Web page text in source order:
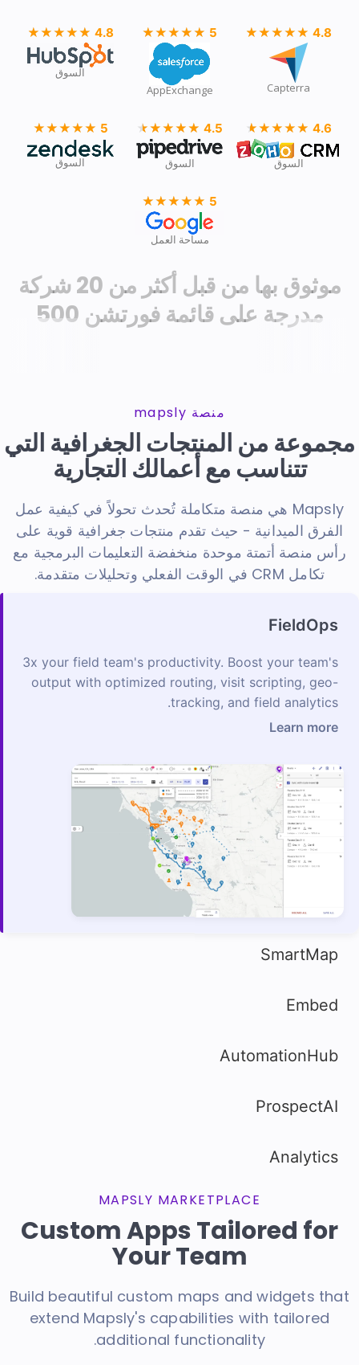
4.8
★★★★★
★★★★★
Capterra
5
★★★★★
★★★★★
AppExchange
4.8
★★★★★
★★★★★
السوق
4.6
★★★★★
★★★★★
السوق
4.5
★★★★★
★★★★★
السوق
5
★★★★★
★★★★★
السوق
5
★★★★★
★★★★★
مساحة العمل
موثوق بها من قبل أكثر من 20 شركة
مدرجة على قائمة فورتشن 500
منصة mapsly
مجموعة من المنتجات الجغرافية التي
تتناسب مع أعمالك التجارية
Mapsly هي منصة متكاملة تُحدث تحولاً في كيفية عمل
الفرق الميدانية - حيث تقدم منتجات جغرافية قوية على
رأس منصة أتمتة موحدة منخفضة التعليمات البرمجية مع
تكامل CRM في الوقت الفعلي وتحليلات متقدمة.
MAPSLY MARKETPLACE
Custom Apps Tailored for
Your Team
Build beautiful custom maps and widgets that
extend Mapsly's capabilities with tailored
additional functionality.